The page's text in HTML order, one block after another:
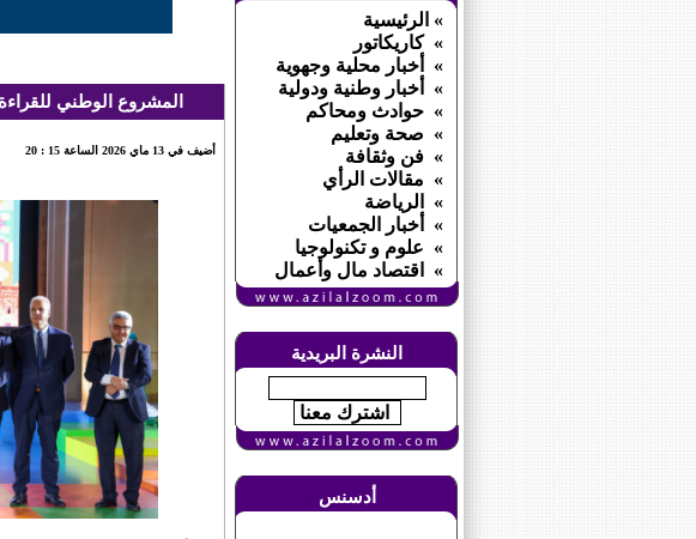
المشروع الوطني
أضيف في 13 ماي 2026 الساعة 15 : 20
» الرئيسية
» كاريكاتور
» أخبار محلية وجهوية
» أخبار وطنية ودولية
» حوادث ومحاكم
» صحة وتعليم
» فن وثقافة
» مقالات الرأي
» الرياضة
» أخبار الجمعيات
» علوم و تكنولوجيا
» اقتصاد مال وأعمال
النشرة البريدية
أدسنس